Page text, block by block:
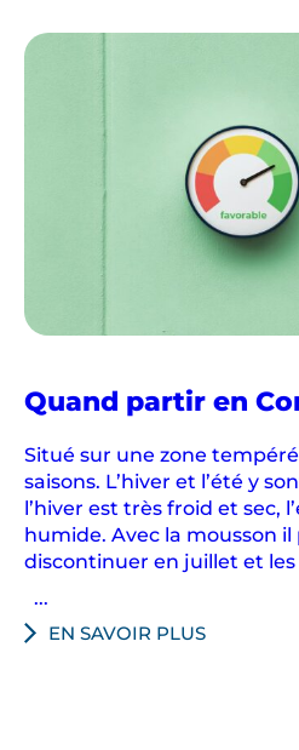
Quand partir en
Situé sur une zone
saisons. L’hiver et l’été y
l’hiver est très froid et sec,
humide. Avec la mousson
discontinuer en juillet et
...
EN SAVOIR PLUS